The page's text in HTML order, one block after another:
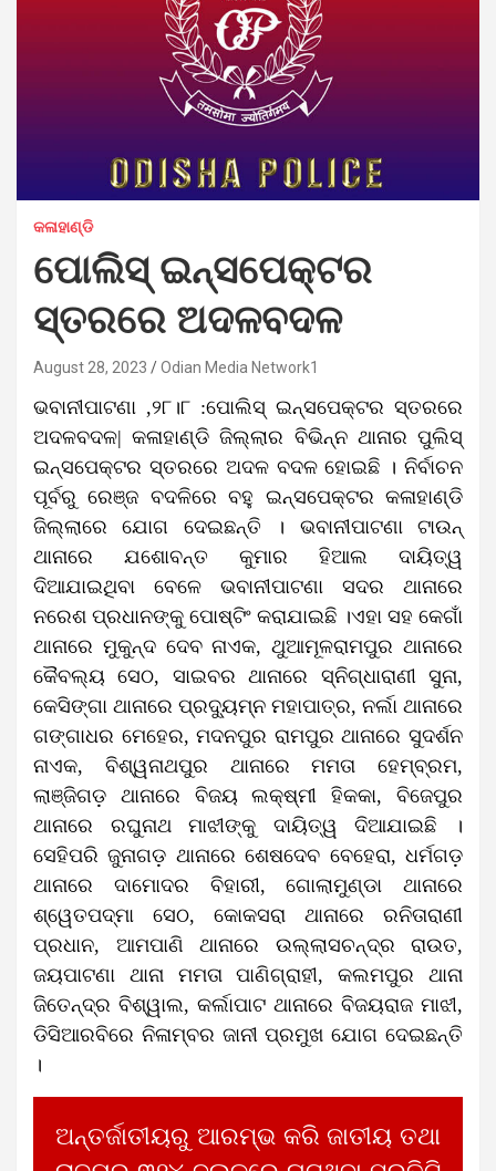
କଳାହାଣ୍ଡି
ପୋଲିସ୍ ଇନ୍ସପେକ୍ଟର
ସ୍ତରରେ ଅଦଳବଦଳ
August 28, 2023 Odian Media Network1
ଭବାନୀପାଟଣା ,୨୮।୮ :ପୋଲିସ୍ ଇନ୍ସପେକ୍ଟର ସ୍ତରରେ
ଅଦଳବଦଳ| କଳାହାଣ୍ଡି ଜିଲ୍ଲାର ବିଭିନ୍ନ ଥାନାର ପୁଲିସ୍
ଇନ୍ସପେକ୍ଟର ସ୍ତରରେ ଅଦଳ ବଦଳ ହୋଇଛି । ନିର୍ବାଚନ
ପୂର୍ବରୁ ରେଞ୍ଜ ବଦଳିରେ ବହୁ ଇନ୍ସପେକ୍ଟର କଳାହାଣ୍ଡି
ଜିଲ୍ଲାରେ ଯୋଗ ଦେଇଛନ୍ତି । ଭବାନୀପାଟଣା ଟାଉନ୍
ଥାନାରେ ଯଶୋବନ୍ତ କୁମାର ହିଆଲ ଦାୟିତ୍ୱ
ଦିଆଯାଇଥିବା ବେଳେ ଭବାନୀପାଟଣା ସଦର ଥାନାରେ
ନରେଶ ପ୍ରଧାନଙ୍କୁ ପୋଷ୍ଟିଂ କରାଯାଇଛି ।ଏହା ସହ କେଗାଁ
ଥାନାରେ ମୁକୁନ୍ଦ ଦେବ ନାଏକ, ଥୁଆମୂଳରାମପୁର ଥାନାରେ
କୈବଲ୍ୟ ସେଠ, ସାଇବର ଥାନାରେ ସ୍ନିଗ୍ଧାରାଣୀ ସୁନା,
କେସିଙ୍ଗା ଥାନାରେ ପ୍ରଦ୍ୟୁମ୍ନ ମହାପାତ୍ର, ନର୍ଲା ଥାନାରେ
ଗଙ୍ଗାଧର ମେହେର, ମଦନପୁର ରାମପୁର ଥାନାରେ ସୁଦର୍ଶନ
ନାଏକ, ବିଶ୍ୱନାଥପୁର ଥାନାରେ ମମତା ହେମ୍ବ୍ରମ,
ଲାଞ୍ଜିଗଡ଼ ଥାନାରେ ବିଜୟ ଲକ୍ଷ୍ମୀ ହିକକା, ବିଜେପୁର
ଥାନାରେ ରଘୁନାଥ ମାଝୀଙ୍କୁ ଦାୟିତ୍ୱ ଦିଆଯାଇଛି ।
ସେହିପରି ଜୁନାଗଡ଼ ଥାନାରେ ଶେଷଦେବ ବେହେରା, ଧର୍ମଗଡ଼
ଥାନାରେ ଦାମୋଦର ବିହାରୀ, ଗୋଲାମୁଣ୍ଡା ଥାନାରେ
ଶ୍ୱେତପଦ୍ମା ସେଠ, କୋକସରା ଥାନାରେ ରନିତାରାଣୀ
ପ୍ରଧାନ, ଆମପାଣି ଥାନାରେ ଉଲ୍ଲାସଚନ୍ଦ୍ର ରାଉତ,
ଜୟପାଟଣା ଥାନା ମମତା ପାଣିଗ୍ରାହୀ, କଲମପୁର ଥାନା
ଜିତେନ୍ଦ୍ର ବିଶ୍ୱାଲ, କର୍ଲାପାଟ ଥାନାରେ ବିଜୟରାଜ ମାଝୀ,
ଡିସିଆରବିରେ ନିଳାମ୍ବର ଜାନୀ ପ୍ରମୁଖ ଯୋଗ ଦେଇଛନ୍ତି
।
ଅନ୍ତର୍ଜାତୀୟରୁ ଆରମ୍ଭ କରି ଜାତୀୟ ତଥା